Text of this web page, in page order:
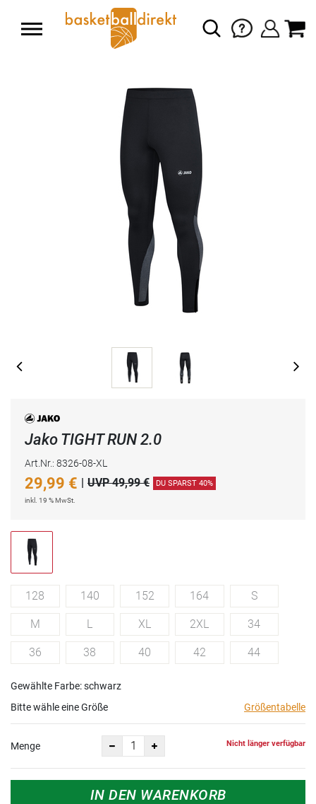
Jako TIGHT RUN 2.0
Art.Nr.: 8326-08-XL
29,99 € UVP 49,99 € DU SPARST 40%
inkl. 19 % MwSt.
128 140 152 164 S
M L XL 2XL 34
36 38 40 42 44
Gewählte Farbe: schwarz
Bitte wähle eine Größe
Größentabelle
Menge Nicht länger verfügbar
IN DEN WARENKORB